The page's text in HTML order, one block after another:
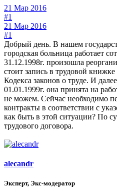
21 Мар 2016
#1
21 Мар 2016
#1
Добрый день. В нашем
городская больница работает
31.12.1998г. произошла
стоит запись в трудовой
Кодекса законов о труде. И
01.01.1999г. она принята на
не можем. Сейчас необходимо
контракты в соответствии с
как быть в этой ситуации? По
трудового договора.
alecandr
Эксперт, Экс-модератор